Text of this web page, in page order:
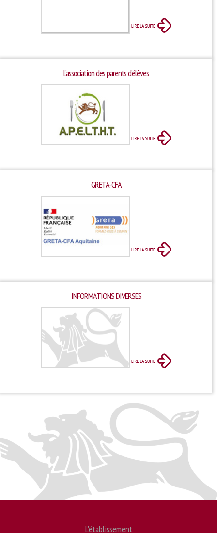
Fonctionnement du CDI et recherche de document
Actualités du CDI
L’association des parents d’élèves
Aides financières et tarifs
La visite virtuelle du lycée
A l’international
Entreprise
Taxe d’apprentissage
Stages / offres
L’association des parents d’élèves
GRETA-CFA
INFORMATIONS DIVERSES
L'établissement